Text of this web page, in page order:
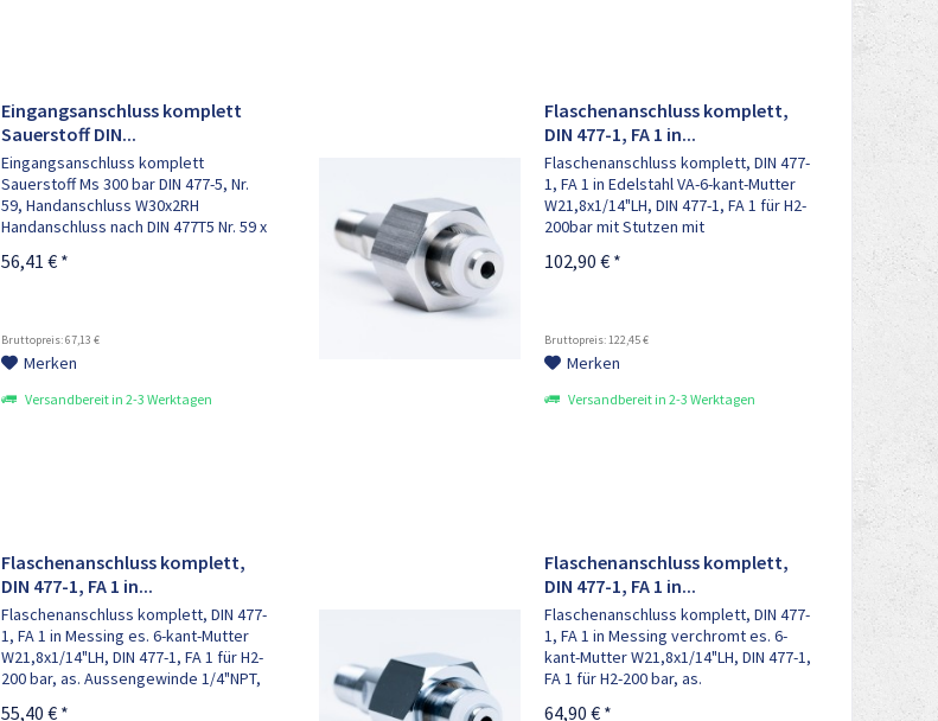
Eingangsanschluss komplett
Sauerstoff DIN...
Eingangsanschluss komplett
Sauerstoff Ms 300 bar DIN 477-5, Nr.
59, Handanschluss W30x2RH
Handanschluss nach DIN 477T5 Nr. 59 x
Sauerstoff, mit Filter, bestehend aus:
56,41 € *
Bruttopreis: 67,13 €
Merken
Versandbereit in 2-3 Werktagen
Flaschenanschluss komplett,
DIN 477-1, FA 1 in...
Flaschenanschluss komplett, DIN 477-
1, FA 1 in Edelstahl VA-6-kant-Mutter
W21,8x1/14"LH, DIN 477-1, FA 1 für H2-
200bar mit Stutzen mit
inkl. PVDF-Dichtung Ersetzt Artikel Nr.
102,90 € *
Bruttopreis: 122,45 €
Merken
Versandbereit in 2-3 Werktagen
Flaschenanschluss komplett,
DIN 477-1, FA 1 in...
Flaschenanschluss komplett, DIN 477-
1, FA 1 in Messing es. 6-kant-Mutter
W21,8x1/14"LH, DIN 477-1, FA 1 für H2-
200 bar, as. Aussengewinde 1/4"NPT,
55,40 € *
Flaschenanschluss komplett,
DIN 477-1, FA 1 in...
Flaschenanschluss komplett, DIN 477-
1, FA 1 in Messing verchromt es. 6-
kant-Mutter W21,8x1/14"LH, DIN 477-1,
FA 1 für H2-200 bar, as.
64,90 € *